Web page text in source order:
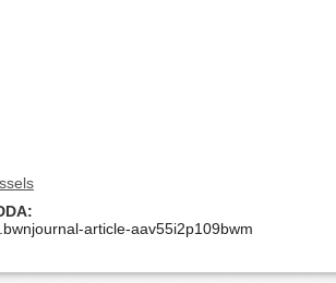
article-aav55i2p109bwm